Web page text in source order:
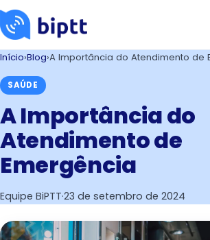
Início›Blog›A Importância do Atendimento de
SAÚDE
A Importância do
Atendimento de
Emergência
Equipe BiPTT·23 de setembro de 2024